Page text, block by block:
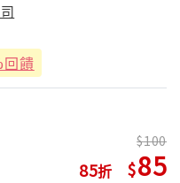
回饋
85
100
85